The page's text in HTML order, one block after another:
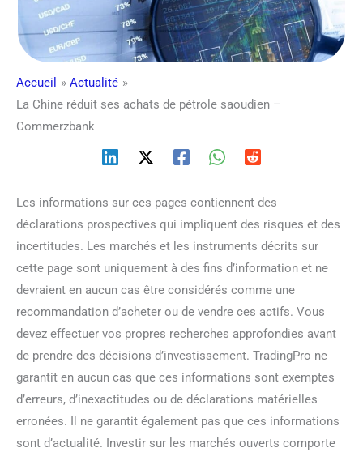
Accueil
Actualité
La Chine réduit ses achats de pétrole saoudien –
Commerzbank
Les informations sur ces pages contiennent des
déclarations prospectives qui impliquent des risques et des
incertitudes. Les marchés et les instruments décrits sur
cette page sont uniquement à des fins d’information et ne
devraient en aucun cas être considérés comme une
recommandation d’acheter ou de vendre ces actifs. Vous
devez effectuer vos propres recherches approfondies avant
de prendre des décisions d’investissement. TradingPro ne
garantit en aucun cas que ces informations sont exemptes
d’erreurs, d’inexactitudes ou de déclarations matérielles
erronées. Il ne garantit également pas que ces informations
sont d’actualité. Investir sur les marchés ouverts comporte